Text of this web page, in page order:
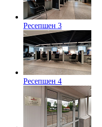
Ресепшен 3
Ресепшен 4